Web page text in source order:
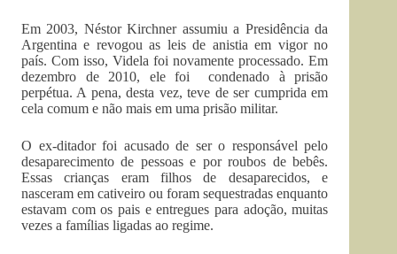
Em 2003, Néstor Kirchner assumiu a Presidência da
Argentina e revogou as leis de anistia em vigor no
país. Com isso, Videla foi novamente processado. Em
dezembro de 2010, ele foi condenado à prisão
perpétua. A pena, desta vez, teve de ser cumprida em
cela comum e não mais em uma prisão militar.
O ex-ditador foi acusado de ser o responsável pelo
desaparecimento de pessoas e por roubos de bebês.
Essas crianças eram filhos de desaparecidos, e
nasceram em cativeiro ou foram sequestradas enquanto
estavam com os pais e entregues para adoção, muitas
vezes a famílias ligadas ao regime.